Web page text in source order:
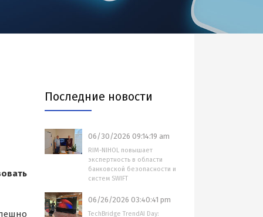
Последние новости
06/30/2026 09:14:19 am
RIM-NIHOL повышает
экспертность в области
банковской безопасности и
систем SWIFT
06/26/2026 03:40:41 pm
TechBridge TrendAI Day: